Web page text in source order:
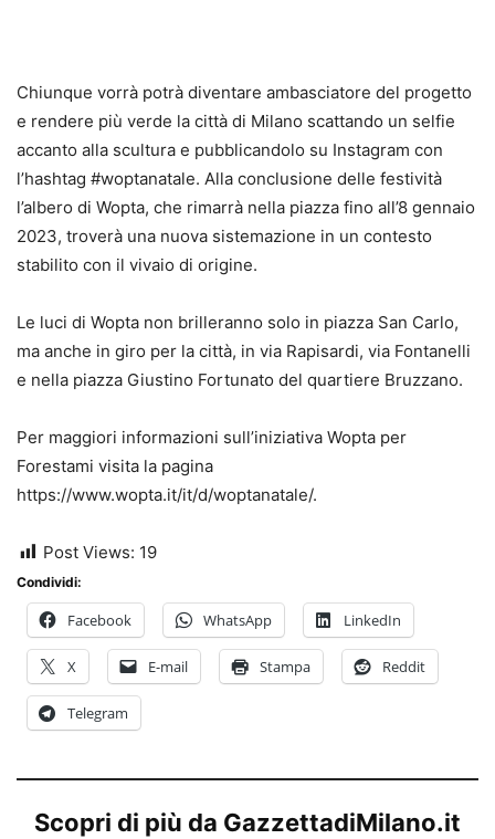
Chiunque vorrà potrà diventare ambasciatore del progetto
e rendere più verde la città di Milano scattando un selfie
accanto alla scultura e pubblicandolo su Instagram con
l’hashtag #woptanatale. Alla conclusione delle festività
l’albero di Wopta, che rimarrà nella piazza fino all’8 gennaio
2023, troverà una nuova sistemazione in un contesto
stabilito con il vivaio di origine.
Le luci di Wopta non brilleranno solo in piazza San Carlo,
ma anche in giro per la città, in via Rapisardi, via Fontanelli
e nella piazza Giustino Fortunato del quartiere Bruzzano.
Per maggiori informazioni sull’iniziativa Wopta per
Forestami visita la pagina
https://www.wopta.it/it/d/woptanatale/.
Post Views: 19
Condividi:
Facebook WhatsApp LinkedIn
X E-mail Stampa Reddit
Telegram
Scopri di più da GazzettadiMilano.it